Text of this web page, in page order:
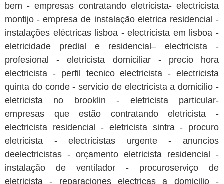
bem - empresas contratando eletricista- electricista
montijo - empresa de instalação eletrica residencial -
instalações eléctricas lisboa - electricista em lisboa -
eletricidade predial e residencial– electricista -
profesional - eletricista domiciliar - precio hora
electricista - perfil tecnico electricista - electricista
quinta do conde - servicio de electricista a domicilio -
eletricista no brooklin - eletricista particular-
empresas que estão contratando eletricista -
electricista residencial - eletricista sintra - procuro
eletricista - electricistas urgente - anuncios
deelectricistas - orçamento eletricista residencial -
instalação de ventilador - procuroserviço de
eletricista - reparaciones electricas a domicilio -